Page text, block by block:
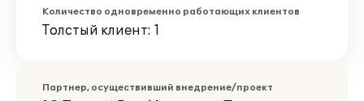
Количество одновременно работающих клиентов
Толстый клиент: 1
Партнер, осуществивший внедрение/проект